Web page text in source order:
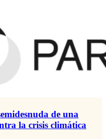
de una
la crisis climática